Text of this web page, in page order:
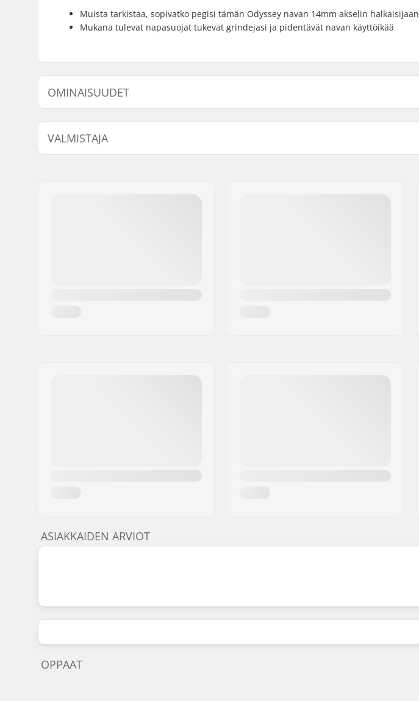
Muista tarkistaa, sopivatko pegisi tämän Odyssey navan 14mm akselin halkaisijaan
Mukana tulevat napasuojat tukevat grindejasi ja pidentävät navan käyttöikää
OMINAISUUDET
Napa:
Freecoaster, Sinetöidyt laakerit
Akselin halkaisija:
Driver-puoli:
Right
VALMISTAJA
ASIAKKAIDEN ARVIOT
OPPAAT